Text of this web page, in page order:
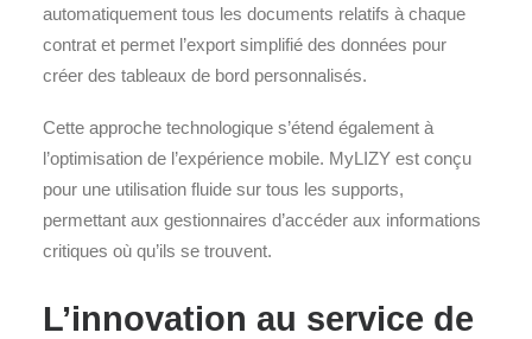
automatiquement tous les documents relatifs à chaque
contrat et permet l’export simplifié des données pour
créer des tableaux de bord personnalisés.
Cette approche technologique s’étend également à
l’optimisation de l’expérience mobile. MyLIZY est conçu
pour une utilisation fluide sur tous les supports,
permettant aux gestionnaires d’accéder aux informations
critiques où qu’ils se trouvent.
L’innovation au service de